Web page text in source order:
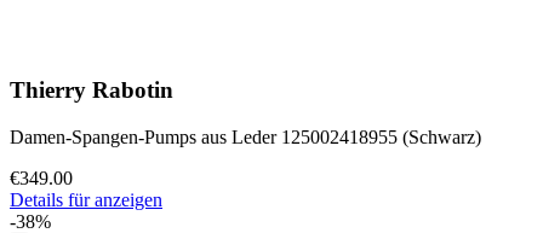
Thierry Rabotin
Damen-Spangen-Pumps aus Leder 125002418955 (Schwarz)
€349.00
Details für anzeigen
-38%